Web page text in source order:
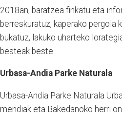
2018an, baratzea finkatu eta
berreskuratuz, kaperako
bukatuz, lakuko uharteko
besteak beste.
Urbasa-Andia Parke Naturala
Urbasa-Andia Parke Naturala
mendiak eta Bakedanoko herri